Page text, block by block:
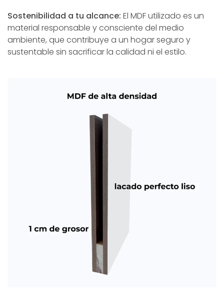
Sostenibilidad a tu alcance: El MDF utilizado es un
material responsable y consciente del medio
ambiente, que contribuye a un hogar seguro y
sustentable sin sacrificar la calidad ni el estilo.